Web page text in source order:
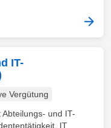
IT-
Vergütung
und IT-
IT